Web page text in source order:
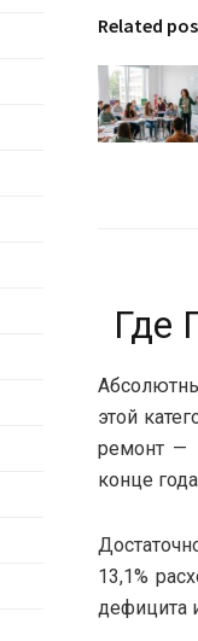
Related
Где
этой
ремонт —
конце
13,1%
дефицита